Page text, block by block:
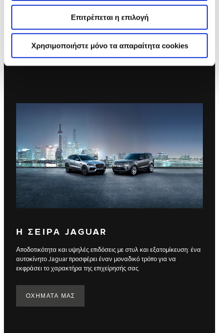
Επιτρέπεται η επιλογή
Χρησιμοποιήστε μόνο τα απαραίτητα cookies
Group, βοηθήσαμε να συγκεντρωθούν περισσότερες από 2
εκατομμύρια λίρες Αγγλίας, από το 2007, για να
παιδιά του Η.Β. Έως το τέλος του 2014 στοχεύουμε να
συγκεντρώσουμε άλλο 1 εκατομμύριο λίρες Αγγλίας για
αυτόν το σημαντικό αγώνα.
Η ΣΕΙΡΆ JAGUAR
Αποδοτικότητα και υψηλές επιδόσεις με στυλ και εξατομίκευση: ένα
αυτοκίνητο Jaguar προσφέρει έναν μοναδικό τρόπο για να
εκφράσει το χαρακτήρα της επιχείρησής σας.
ΟΧΗΜΑΤΑ ΜΑΣ